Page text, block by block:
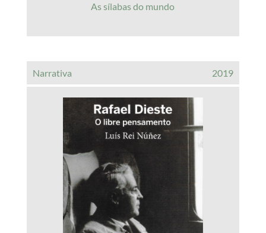
As sílabas do mundo
Narrativa 2019